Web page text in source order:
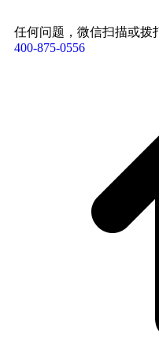
任何问题，微信扫描或拨
400-875-0556​